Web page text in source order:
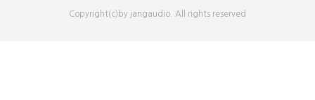
Copyright(c)by jangaudio. All rights reserved